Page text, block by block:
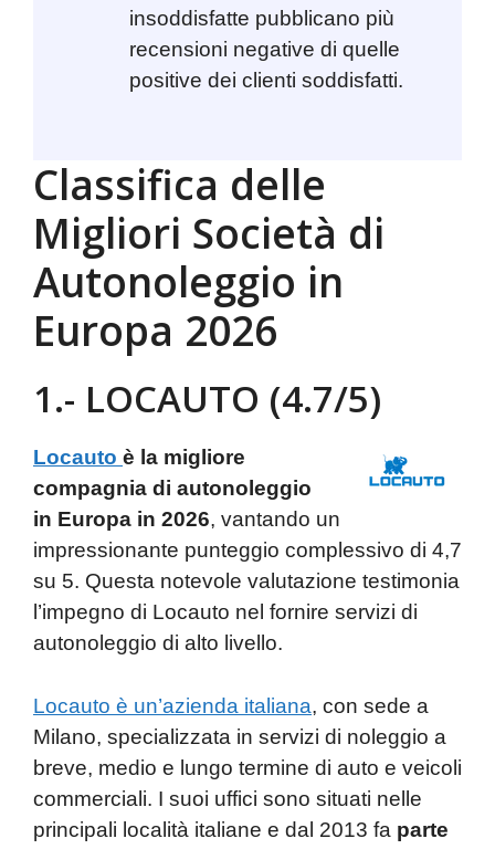
insoddisfatte pubblicano più
recensioni negative di quelle
positive dei clienti soddisfatti.
Classifica delle
Migliori Società di
Autonoleggio in
Europa 2026
1.- LOCAUTO (4.7/5)
Locauto è la migliore
compagnia di autonoleggio
in Europa in 2026, vantando un
impressionante punteggio complessivo di 4,7
su 5. Questa notevole valutazione testimonia
l’impegno di Locauto nel fornire servizi di
autonoleggio di alto livello.
Locauto è un’azienda italiana, con sede a
Milano, specializzata in servizi di noleggio a
breve, medio e lungo termine di auto e veicoli
commerciali. I suoi uffici sono situati nelle
principali località italiane e dal 2013 fa parte